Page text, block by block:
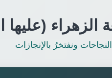
الزهراء (عليها
ونفتخرُ بالإنجازات